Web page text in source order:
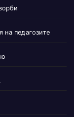
на педагозите